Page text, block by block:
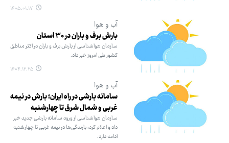
۱۴۰۵.۰۱.۱۷
آب و هوا
بارش برف و باران در ۳۰ استان
سازمان هواشناسی از بارش برف و باران در اکثر مناطق
کشور طی امروز خبر داد.
۱۴۰۴.۱۲.۲۵
آب و هوا
سامانه بارشی در راه ایران؛ بارش در نیمه
غربی و شمال شرق تا چهارشنبه
سازمان هواشناسی از ورود سامانه بارشی جدید خبر
داد و اعلام کرد: بارندگی‌ها در نیمه غربی تا چهارشنبه
ادامه دارد.